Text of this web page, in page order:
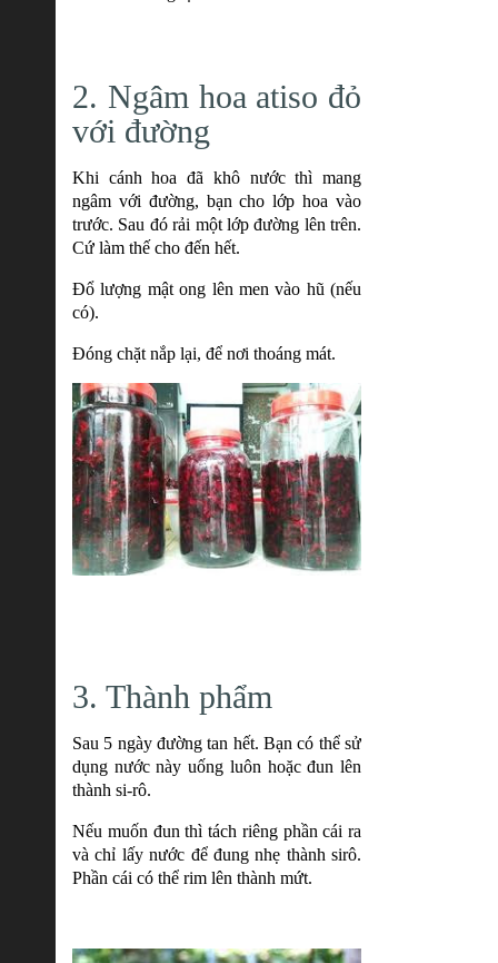
2. Ngâm hoa atiso đỏ
với đường
Khi cánh hoa đã khô nước thì mang
ngâm với đường, bạn cho lớp hoa vào
trước. Sau đó rải một lớp đường lên trên.
Cứ làm thế cho đến hết.
Đổ lượng mật ong lên men vào hũ (nếu
có).
Đóng chặt nắp lại, để nơi thoáng mát.
3. Thành phẩm
Sau 5 ngày đường tan hết. Bạn có thể sử
dụng nước này uống luôn hoặc đun lên
thành si-rô.
Nếu muốn đun thì tách riêng phần cái ra
và chỉ lấy nước để đung nhẹ thành sirô.
Phần cái có thể rim lên thành mứt.